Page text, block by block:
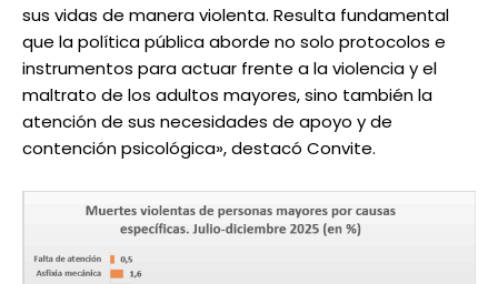
sus vidas de manera violenta. Resulta fundamental
que la política pública aborde no solo protocolos e
instrumentos para actuar frente a la violencia y el
maltrato de los adultos mayores, sino también la
atención de sus necesidades de apoyo y de
contención psicológica», destacó Convite.